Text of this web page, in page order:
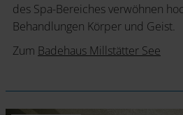
des Spa-Bereiches verwöhnen
Behandlungen Körper und Geist.
Zum Badehaus Millstätter See